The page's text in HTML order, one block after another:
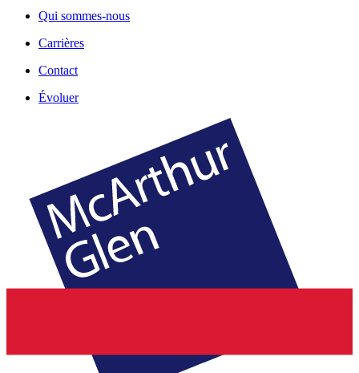
Qui sommes-nous
Carrières
Contact
Évoluer